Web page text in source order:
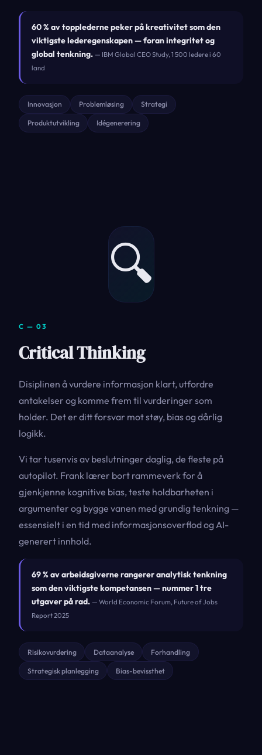
60 % av topplederne peker på kreativitet som den
viktigste lederegenskapen — foran integritet og
global tenkning. — IBM Global CEO Study, 1 500 ledere i 60
land
Innovasjon Problemløsing Strategi
Produktutvikling Idégenerering
🔍
C — 03
Critical Thinking
Disiplinen å vurdere informasjon klart, utfordre
antakelser og komme frem til vurderinger som
holder. Det er ditt forsvar mot støy, bias og dårlig
logikk.
Vi tar tusenvis av beslutninger daglig, de fleste på
autopilot. Frank lærer bort rammeverk for å
gjenkjenne kognitive bias, teste holdbarheten i
argumenter og bygge vanen med grundig tenkning —
essensielt i en tid med informasjonsoverflod og AI-
generert innhold.
69 % av arbeidsgiverne rangerer analytisk tenkning
som den viktigste kompetansen — nummer 1 tre
utgaver på rad. — World Economic Forum, Future of Jobs
Report 2025
Risikovurdering Dataanalyse Forhandling
Strategisk planlegging Bias-bevissthet